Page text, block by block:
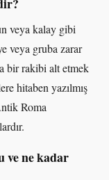
veya kalay gibi
veya gruba zarar
bir rakibi alt etmek
hitaben yazılmış
Roma
ve ne kadar